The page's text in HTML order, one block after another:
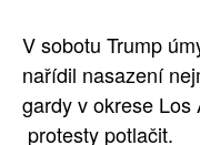
V sobotu Trump
nařídil nasazení
gardy v okrese Los
protesty potlačit.